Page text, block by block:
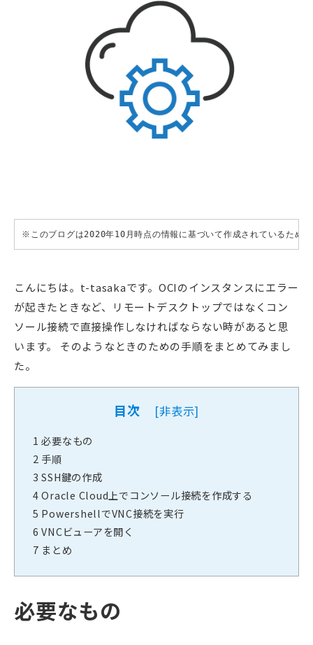
※このブログは2020年10月時点の情報に基づいて作成されているため
こんにちは。t-tasakaです。OCIのインスタンスにエラー
が起きたときなど、リモートデスクトップではなくコン
ソール接続で直接操作しなければならない時があると思
います。 そのようなときのための手順をまとめてみまし
た。
目次 [非表示]
1 必要なもの
2 手順
3 SSH鍵の作成
4Oracle Cloud上でコンソール接続を作成する
5 PowershellでVNC接続を実行
6 VNCビューアを開く
7 まとめ
必要なもの